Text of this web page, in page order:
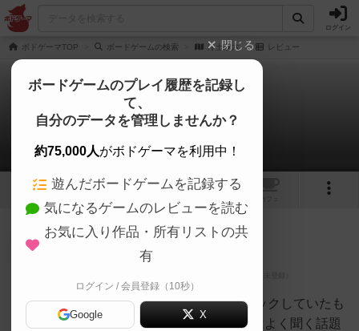
ログイン
ボドゲーマTOP ボードゲームの検索 浄土双六 レビュー
浄土双六
1件のレビュー
1 1
155名
ゲームマーケット2017春でチェックしていたも
のをゲット。死後の六道輪廻とはよく聞く話題
大賢者
閉じる
ボードゲームのプレイ履歴を記録し
て、
自分のデータを管理しませんか？
約75,000人がボドゲーマを利用中！
遊んだボードゲームを記録する
気になるゲームのレビューを読む
お気に入り作品・所有リストの共
有
ログイン / 会員登録（10秒）
Google X